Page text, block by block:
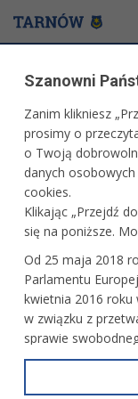
Mecz sparingowy: Unia
WARTO
MECZ
CZĘSTOCHOWA
16 marca 2008 r.fot.
Szanowni
Zanim klikniesz
prosimy o
o Twoją
danych
cookies.
Klikając „Przejdź
się na poniższe.
Od 25 maja 2018
Parlamentu
kwietnia 2016 roku
w związku z
sprawie
uchylenia
lub Ogólne